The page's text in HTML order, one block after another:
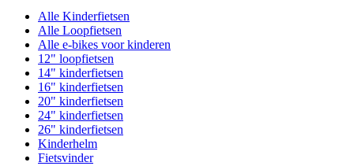
Alle Kinderfietsen
Alle Loopfietsen
Alle e-bikes voor kinderen
12" loopfietsen
14" kinderfietsen
16" kinderfietsen
20" kinderfietsen
24" kinderfietsen
26" kinderfietsen
Kinderhelm
Fietsvinder